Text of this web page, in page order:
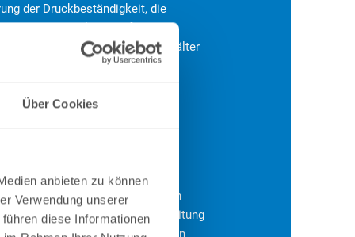
Über Cookies
anbieten zu können
Verwendung unserer
diese Informationen
der Druckbeständigkeit, die
mit einer geteilten Ausführung
egalisiert wird, sondern der Behälter
sehr druckbeständig ist.
integriertem Entlüfter, ein seitlich
Ausgängen des Ventils (Druckleitung
Zubehör" die entsprechenden